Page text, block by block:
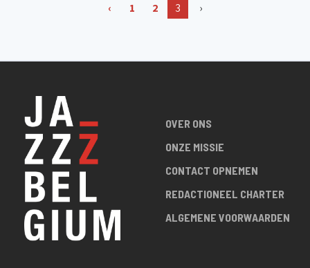
‹ 1 2 3 ›
OVER ONS
ONZE MISSIE
CONTACT OPNEMEN
REDACTIONEEL CHARTER
ALGEMENE VOORWAARDEN